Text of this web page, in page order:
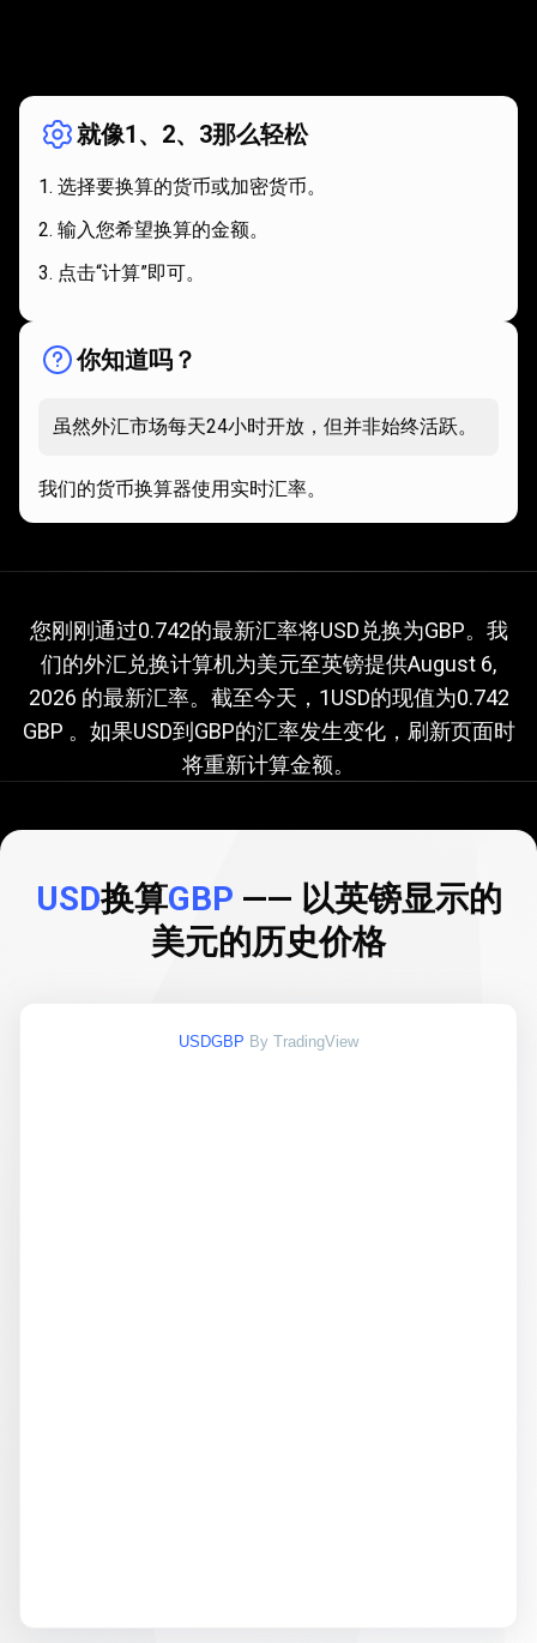
使
就像1、2、3那么轻松
选择要换算的货币或加密货币。
输入您希望换算的金额。
点击“计算”即可。
你知道吗？
虽然外汇市场每天24小时开放，但并非始终活跃。
我们的货币换算器使用实时汇率。
前
USD
换
汇
当前USD换算GBP的汇率
您刚刚通过0.742的最新汇率将USD兑换为GBP。我
们的外汇兑换计算机为美元至英镑提供August 6,
2026 的最新汇率。截至今天，1USD的现值为0.742
GBP 。如果USD到GBP的汇率发生变化，刷新页面时
将重新计算金额。
USD换算GBP —— 以英镑显示的
美元的历史价格
USDGBP By TradingView